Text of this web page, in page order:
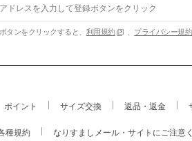
タンをクリックすると、 利用規約 、 プライバシー規約
ポイント サイズ交換 返品・返金
種規約 なりすましメール・サイトにご注意